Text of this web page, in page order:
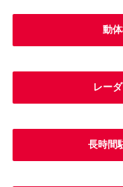
動
レー
長時間